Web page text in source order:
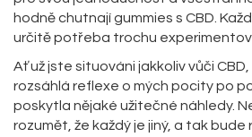
hodně chutnají gummies s CBD.
určitě potřeba trochu
Ať už jste situováni jakkoliv vůči
rozsáhlá reflexe o mých pocity po
poskytla nějaké užitečné náhledy.
rozumět, že každý je jiný, a tak bude